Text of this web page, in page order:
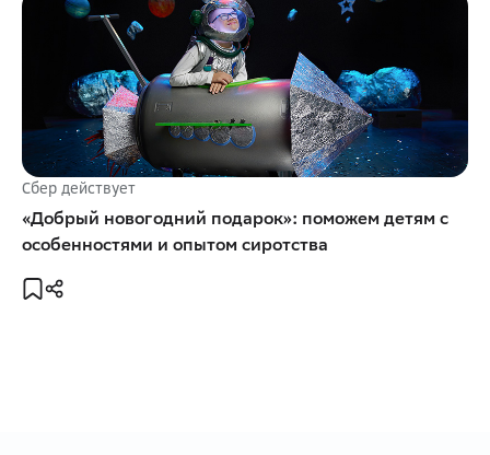
Сбер действует
«Добрый новогодний подарок»: поможем детям с
особенностями и опытом сиротства